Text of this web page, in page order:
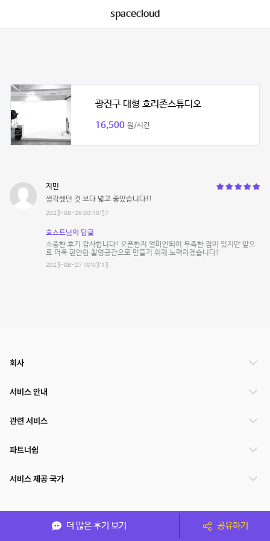
spacecloud
광진구 대형 호리존스튜디오
16,500 원/시간
지민
생각했던 것 보다 넓고 좋았습니다!!
2023-08-26 00:10:37
호스트님의 답글
소중한 후기 감사합니다! 오픈한지 얼마안되어 부족한 점이 있지만 앞으
로 더욱 편안한 촬영공간으로 만들기 위해 노력하겠습니다!
2023-08-27 10:03:13
더 많은 후기 보기 공유하기
회사
서비스 안내
관련 서비스
파트너쉽
서비스 제공 국가
(주)NSPACE 사업자정보